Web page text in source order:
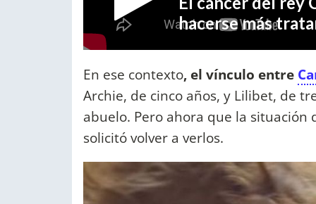
En ese contexto, el vínculo entre
Archie, de cinco años, y Lilibet, de
abuelo. Pero ahora que la
solicitó volver a verlos.